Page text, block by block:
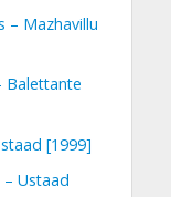
– Mazhavillu
Balettante
[1999]
Ustaad